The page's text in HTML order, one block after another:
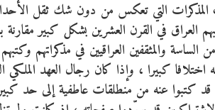
المذكرات التي تعكس من دون شك ثقل
العراق في القرن العشرين بشكل كبير
والمثقفين العراقيين في مذكراتهم
اختلافا كبيرا ، وإذا كان رجال العهد الملكي
قد كتبوا عنه من منطلقات عاطفية إلى حد